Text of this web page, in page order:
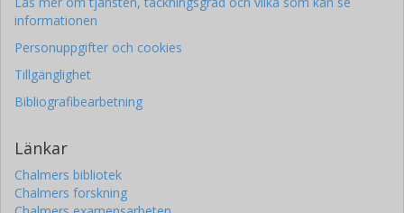
informationen
Personuppgifter och cookies
Tillgänglighet
Bibliografibearbetning
Länkar
Chalmers bibliotek
Chalmers forskning